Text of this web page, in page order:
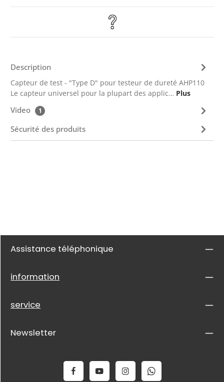
Description
Capteur de test - "Type D" pour testeur de dureté AHP110
Le capteur universel pour la plupart des applic… Plus
Video 1
Sécurité des produits
Assistance téléphonique
information
service
Newsletter